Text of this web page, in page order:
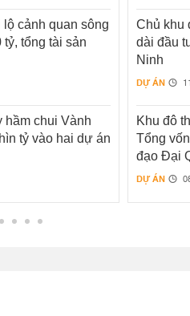
cảnh quan sông
tổng tài sản
chui Vành
tỷ vào hai dự án
Chủ khu
dài đầu
Ninh
DỰ ÁN
Khu đô
Tổng
đạo Đại
DỰ ÁN